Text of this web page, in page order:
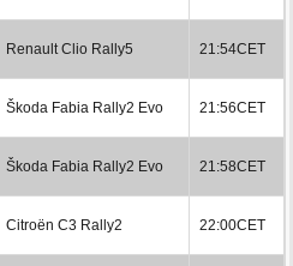
Renault Clio Rally5 21:54CET
Škoda Fabia Rally2 Evo 21:56CET
Škoda Fabia Rally2 Evo 21:58CET
Citroën C3 Rally2 22:00CET